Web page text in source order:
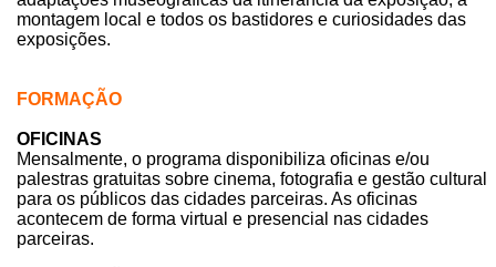
montagem local e todos os bastidores e curiosidades das
exposições.
FORMAÇÃO
OFICINAS
Mensalmente, o programa disponibiliza oficinas e/ou
palestras gratuitas sobre cinema, fotografia e gestão cultural
para os públicos das cidades parceiras. As oficinas
acontecem de forma virtual e presencial nas cidades
parceiras.